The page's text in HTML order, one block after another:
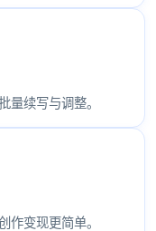
量续写与调整。
作变现更简单。